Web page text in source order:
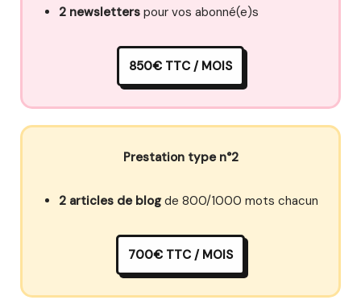
2 newsletters pour vos abonné(e)s
850€ TTC / MOIS
Prestation type n°2
2 articles de blogde 800/1000 mots chacun
700€ TTC / MOIS